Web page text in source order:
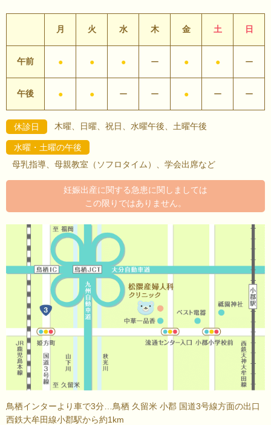
月 火 水 木 金 土 日
午前 ● ● ● ー ● ● ー
午後 ● ● ー ー ● ー ー
休診日 木曜、日曜、祝日、水曜午後、土曜午後
水曜・土曜の午後
母乳指導、母親教室（ソフロタイム）、学会出席など
妊娠出産に関する急患に関しましては
この限りではありません。
鳥栖インターより車で3分…鳥栖 久留米 小郡 国道3号線方面の出口
西鉄大牟田線小郡駅から約1km